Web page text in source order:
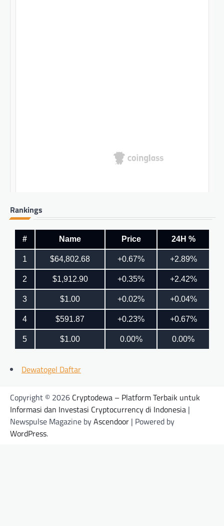
Rankings
Dewatogel Daftar
Copyright © 2026 Cryptodewa – Platform Terbaik untuk
Informasi dan Investasi Cryptocurrency di Indonesia |
Newspulse Magazine byAscendoor | Powered by
WordPress.